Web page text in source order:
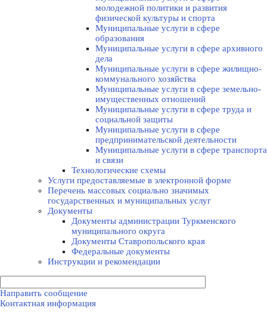
молодежной политики и развития
физической культуры и спорта
Муниципальные услуги в сфере
образования
Муниципальные услуги в сфере архивного
дела
Муниципальные услуги в сфере жилищно-
коммунального хозяйства
Муниципальные услуги в сфере земельно-
имущественных отношений
Муниципальные услуги в сфере труда и
социальной защиты
Муниципальные услуги в сфере
предпринимательской деятельности
Муниципальные услуги в сфере транспорта
и связи
Технологические схемы
Услуги предоставляемые в электронной форме
Перечень массовых социально значимых
государственных и муниципальных услуг
Документы
Документы администрации Туркменского
муниципального округа
Документы Ставропольского края
Федеральные документы
Инструкции и рекомендации
Направить сообщение
Контактная информация